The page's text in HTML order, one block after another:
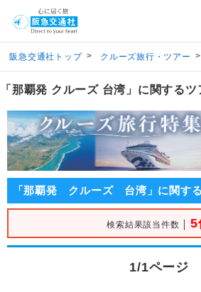
阪急交通社トップ > クルーズ旅行・ツアー >
「那覇発 クルーズ 台湾」に関する
「那覇発 クルーズ 台湾」に関す
検索結果該当件数 ｜5
1/1ページ